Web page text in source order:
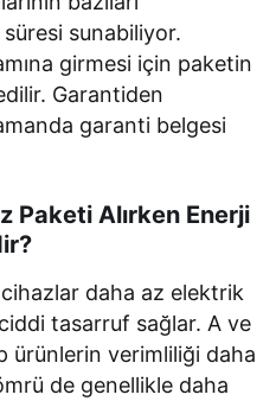
sunabiliyor.
girmesi için paketin
Garantiden
garanti belgesi
Paketi Alırken Enerji
cihazlar daha az elektrik
tasarruf sağlar. A ve
ürünlerin verimliliği daha
de genellikle daha